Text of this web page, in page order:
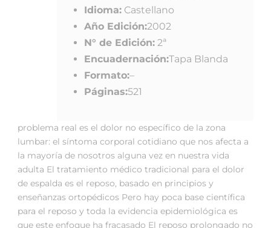
Idioma: Castellano
Año Edición:2002
N° de Edición: 2ª
Encuadernación:Tapa Blanda
Formato:–
Páginas:521
problema real es el dolor no específico de la zona
lumbar: el síntoma corporal cotidiano que nos afecta a
la mayoría de nosotros alguna vez en nuestra vida
adulta El tratamiento médico tradicional para el dolor
de espalda es el reposo, basado en principios y
enseñanzas ortopédicos Pero hay poca base científica
para el reposo y toda la evidencia epidemiológica es
que este enfoque ha fracasado El reposo prolongado no